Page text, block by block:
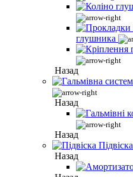
глушника
Назад
Назад
Назад
Підвіска
Назад